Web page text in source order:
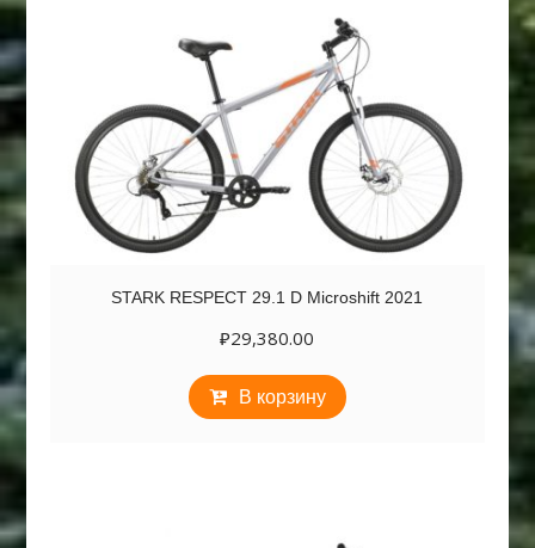
STARK RESPECT 29.1 D Microshift 2021
₽29,380.00
В корзину